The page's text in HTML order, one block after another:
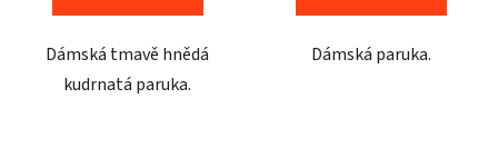
Dámská tmavě hnědá
kudrnatá paruka.
Dámská paruka.